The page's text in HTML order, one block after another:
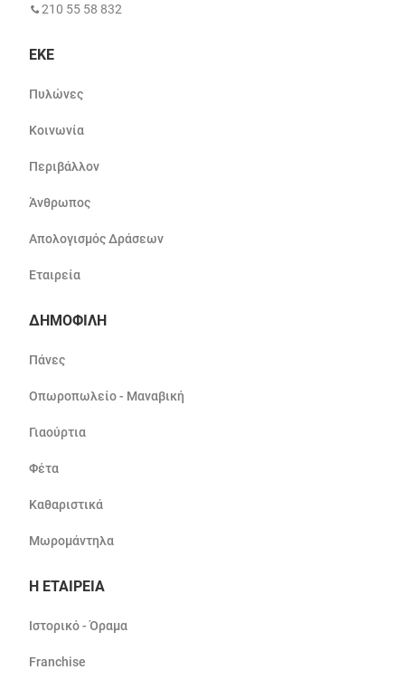
210 55 58 832
ΕΚΕ
Πυλώνες
Κοινωνία
Περιβάλλον
Άνθρωπος
Απολογισμός Δράσεων
Εταιρεία
ΔΗΜΟΦΙΛΗ
Πάνες
Οπωροπωλείο - Μαναβική
Γιαούρτια
Φέτα
Καθαριστικά
Μωρομάντηλα
Η ΕΤΑΙΡΕΙΑ
Ιστορικό - Όραμα
Franchise